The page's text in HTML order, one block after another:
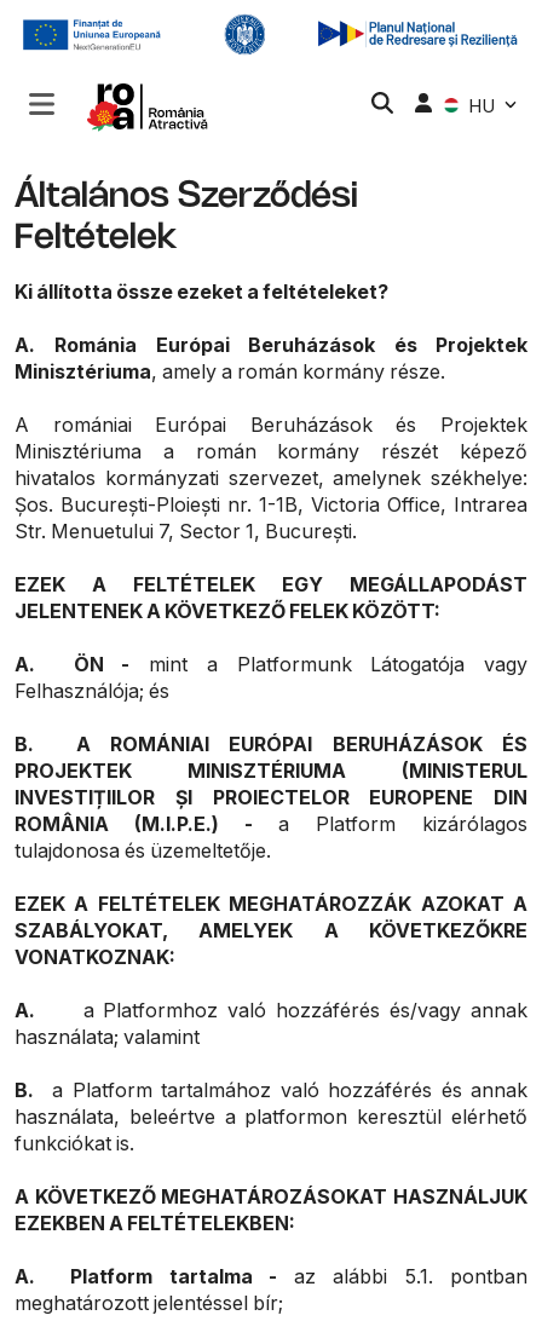
HU
Általános Szerződési
Feltételek
Ki állította össze ezeket a feltételeket?
A.
Románia Európai Beruházások és Projektek
Minisztériuma, amely a román kormány része.
A romániai Európai Beruházások és Projektek
Minisztériuma a román kormány részét képező
hivatalos kormányzati szervezet, amelynek székhelye:
Șos. București-Ploiești nr. 1-1B, Victoria Office, Intrarea
Str. Menuetului 7, Sector 1, București.
EZEK A FELTÉTELEK EGY MEGÁLLAPODÁST
JELENTENEK A KÖVETKEZŐ FELEK KÖZÖTT:
A. ÖN - mint a Platformunk Látogatója vagy
Felhasználója; és
B.
A ROMÁNIAI EURÓPAI BERUHÁZÁSOK ÉS
PROJEKTEK MINISZTÉRIUMA (MINISTERUL
INVESTIȚIILOR ȘI PROIECTELOR EUROPENE DIN
ROMÂNIA (M.I.P.E.) - a Platform kizárólagos
tulajdonosa és üzemeltetője.
EZEK A FELTÉTELEK MEGHATÁROZZÁK AZOKAT A
SZABÁLYOKAT, AMELYEK A KÖVETKEZŐKRE
VONATKOZNAK:
A. a Platformhoz való hozzáférés és/vagy annak
használata; valamint
B. a Platform tartalmához való hozzáférés és annak
használata, beleértve a platformon keresztül elérhető
funkciókat is.
A KÖVETKEZŐ MEGHATÁROZÁSOKAT HASZNÁLJUK
EZEKBEN A FELTÉTELEKBEN:
A. Platform tartalma - az alábbi 5.1. pontban
meghatározott jelentéssel bír;